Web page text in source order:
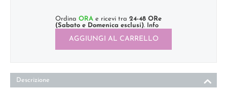
Ordina ORA e ricevi tra 24-48 ORe
(Sabato e Domenica esclusi). Info
AGGIUNGI AL CARRELLO
Descrizione